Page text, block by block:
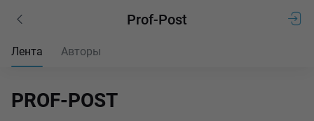
Prof-Post
Лента Авторы
PROF-POST